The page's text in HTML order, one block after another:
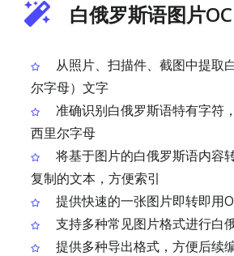
白俄罗斯语图片
从照片、扫描件、截图中提取
尔字母）文字
准确识别白俄罗斯语特有字符
西里尔字母
将基于图片的白俄罗斯语内容
复制的文本，方便索引
提供快速的一张图片即转即用
支持多种常见图片格式进行白
提供多种导出格式，方便后续